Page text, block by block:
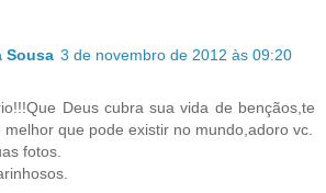
Sousa 3 de novembro de 2012 às 09:20
Deus cubra sua vida de bençãos,te
que pode existir no mundo,adoro vc.
fotos.